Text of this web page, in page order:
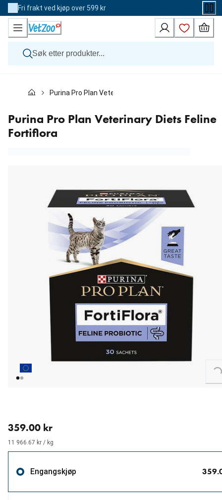
Skip
to
Content
Fri frakt ved kjøp over 599 kr
Katt
Andre dyr
Merker
Nyheter
Purina Pro Plan Veterinary Diets Feline Fortiflora
Purina Pro Plan Veterinary Diets Feline
Fortiflora
Loading...
359.00 kr
11 966.67 kr / kg
Engangskjøp